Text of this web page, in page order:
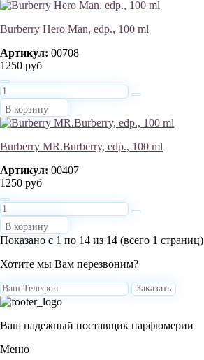
Burberry Hero Man, edp., 100 ml
Артикул: 00708
1250 руб
В корзину
Burberry MR.Burberry, edp., 100 ml
Артикул: 00407
1250 руб
В корзину
Показано с 1 по 14 из 14 (всего 1 страниц)
Хотите мы Вам перезвоним?
Заказать
Ваш надежный поставщик парфюмерии
Меню